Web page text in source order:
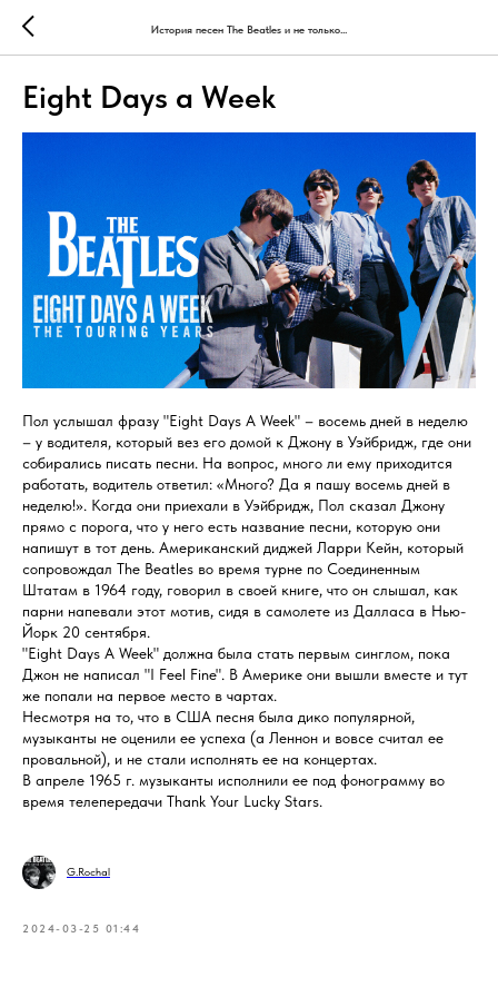
История песен The Beatles и не только...
Eight Days a Week
Пол услышал фразу "Eight Days A Week" – восемь дней в неделю
– у водителя, который вез его домой к Джону в Уэйбридж, где они
собирались писать песни. На вопрос, много ли ему приходится
работать, водитель ответил: «Много? Да я пашу восемь дней в
неделю!». Когда они приехали в Уэйбридж, Пол сказал Джону
прямо с порога, что у него есть название песни, которую они
напишут в тот день. Американский диджей Ларри Кейн, который
сопровождал The Beatles во время турне по Соединенным
Штатам в 1964 году, говорил в своей книге, что он слышал, как
парни напевали этот мотив, сидя в самолете из Далласа в Нью-
Йорк 20 сентября.
"Eight Days A Week" должна была стать первым синглом, пока
Джон не написал "I Feel Fine". В Америке они вышли вместе и тут
же попали на первое место в чартах.
Несмотря на то, что в США песня была дико популярной,
музыканты не оценили ее успеха (а Леннон и вовсе считал ее
провальной), и не стали исполнять ее на концертах.
В апреле 1965 г. музыканты исполнили ее под фонограмму во
время телепередачи Thank Your Lucky Stars.
G.Rochal
2024-03-25 01:44